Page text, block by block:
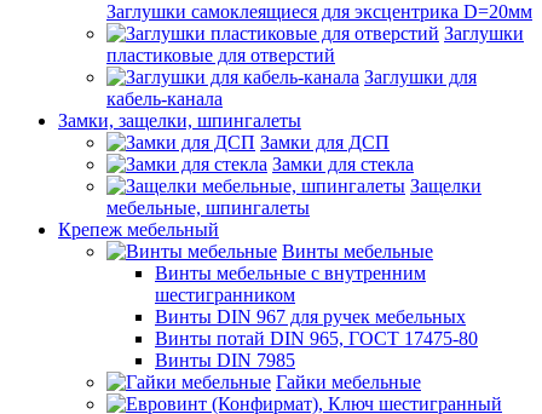
Заглушки самоклеящиеся для эксцентрика D=20мм
Заглушки
пластиковые для отверстий
Заглушки для
кабель-канала
Замки, защелки, шпингалеты
Замки для ДСП
Замки для стекла
Защелки
мебельные, шпингалеты
Крепеж мебельный
Винты мебельные
Винты мебельные с внутренним
шестигранником
Винты DIN 967 для ручек мебельных
Винты потай DIN 965, ГОСТ 17475-80
Винты DIN 7985
Гайки мебельные